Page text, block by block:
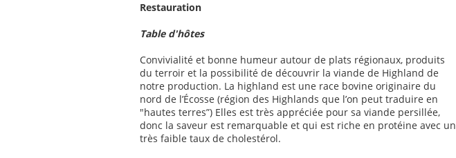
Restauration
Table d'hôtes
Convivialité et bonne humeur autour de plats régionaux, produits
du terroir et la possibilité de découvrir la viande de Highland de
notre production. La highland est une race bovine originaire du
nord de l’Écosse (région des Highlands que l’on peut traduire en
"hautes terres”) Elles est très appréciée pour sa viande persillée,
donc la saveur est remarquable et qui est riche en protéine avec un
très faible taux de cholestérol.